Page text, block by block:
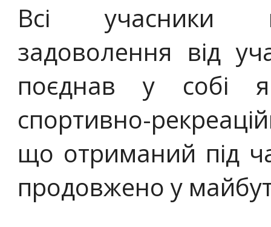
Всі учасники
задоволення від
поєднав у собі
спортивно-
що отриманий під
продовжено у